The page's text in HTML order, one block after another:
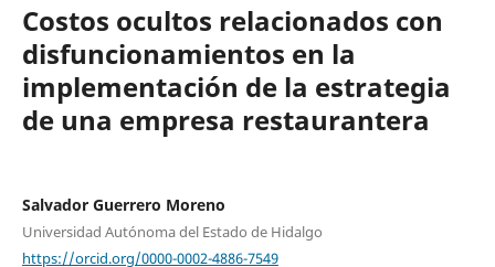
Costos ocultos relacionados con
disfuncionamientos en la
implementación de la estrategia
de una empresa restaurantera
Salvador Guerrero Moreno
Universidad Autónoma del Estado de Hidalgo
https://orcid.org/0000-0002-4886-7549